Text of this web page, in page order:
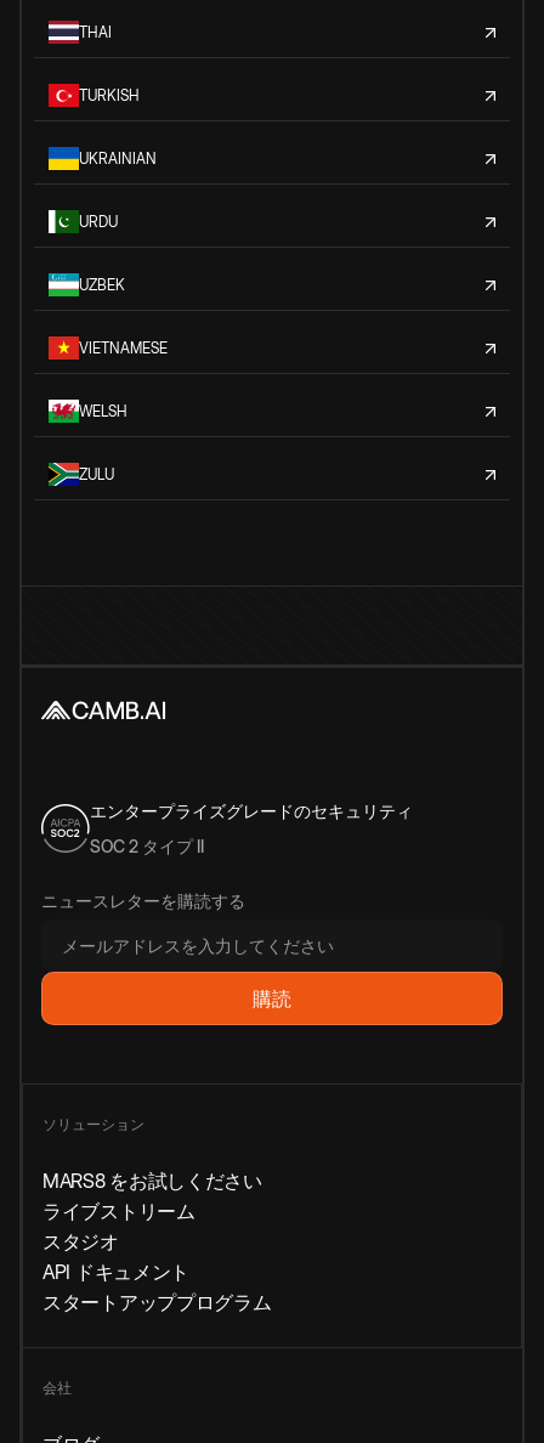
THAI
TURKISH
UKRAINIAN
URDU
UZBEK
VIETNAMESE
WELSH
ZULU
エンタープライズグレードのセキュリティ
SOC 2 タイプ II
ニュースレターを購読する
ソリューション
MARS8 をお試しください
ライブストリーム
スタジオ
API ドキュメント
スタートアッププログラム
会社